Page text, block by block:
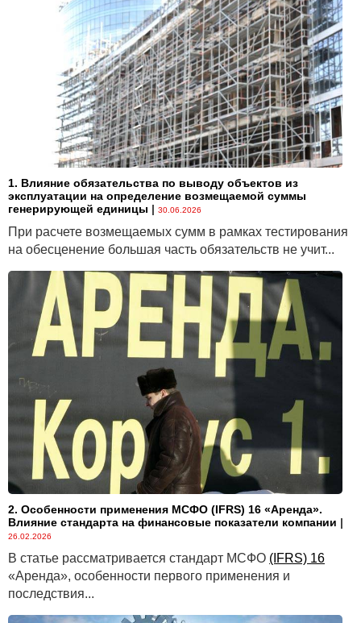
1. Влияние обязательства по выводу объектов из
эксплуатации на определение возмещаемой суммы
генерирующей единицы | 30.06.2026
При расчете возмещаемых сумм в рамках тестирования
на обесценение большая часть обязательств не учит...
2. Особенности применения МСФО (IFRS) 16 «Аренда».
Влияние стандарта на финансовые показатели компании |
26.02.2026
В статье рассматривается стандарт МСФО (IFRS) 16
«Аренда», особенности первого применения и
последствия...